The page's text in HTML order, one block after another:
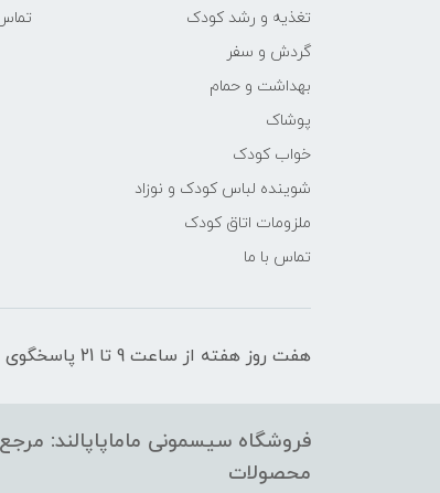
تغذیه و رشد کودک
گردش و سفر
بهداشت و حمام
پوشاک
خواب کودک
شوینده لباس کودک و نوزاد
ملزومات اتاق کودک
تماس با ما
هفت روز هفته از ساعت 9 تا 21 پاسخگوی شما هستیم
فروشگاه سیسمونی ماماپاپالند:
محصولات